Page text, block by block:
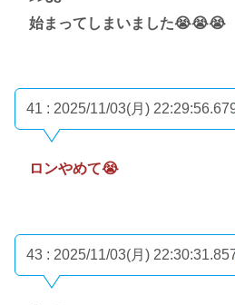
始まってしまいました😭😭😭
41 : 2025/11/03(月)
ロンやめて😭
43 : 2025/11/03(月)